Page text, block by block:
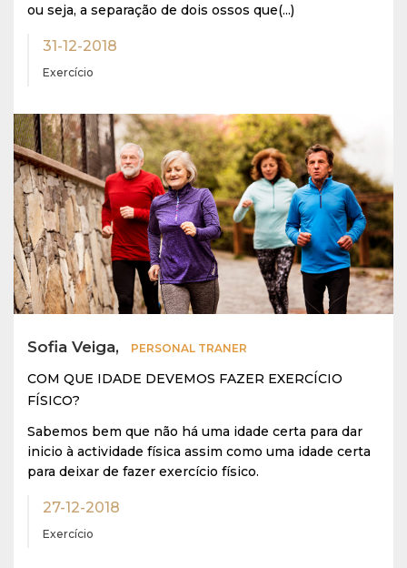
ou seja, a separação de dois ossos que(...)
31-12-2018
Exercício
Sofia Veiga, PERSONAL TRANER
COM QUE IDADE DEVEMOS FAZER EXERCÍCIO
FÍSICO?
Sabemos bem que não há uma idade certa para dar
inicio à actividade física assim como uma idade certa
para deixar de fazer exercício físico.
27-12-2018
Exercício